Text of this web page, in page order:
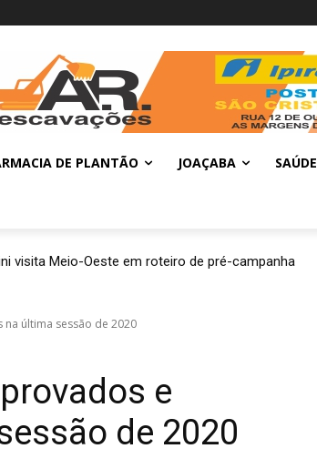
DE PLANTÃO JOAÇABA SAÚDE
visita Meio-Oeste em roteiro de pré-campanha
última sessão de 2020
e
de 2020